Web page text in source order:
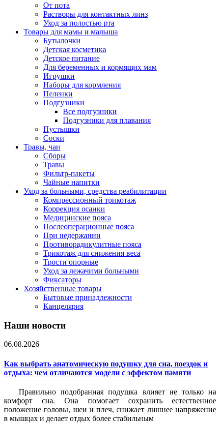
От пота
Растворы для контактных линз
Уход за полостью рта
Товары для мамы и малыша
Бутылочки
Детская косметика
Детское питание
Для беременных и кормящих мам
Игрушки
Наборы для кормления
Пеленки
Подгузники
Все подгузники
Подгузники для плавания
Пустышки
Соски
Травы, чаи
Сборы
Травы
Фильтр-пакеты
Чайные напитки
Уход за больными, средства реабилитации
Компрессионный трикотаж
Коррекция осанки
Медицинские пояса
Послеоперационные пояса
При недержании
Противорадикулитные пояса
Трикотаж для снижения веса
Трости опорные
Уход за лежачими больными
Фиксаторы
Хозяйственные товары
Бытовые принадлежности
Канцелярия
Наши новости
06.08.2026
Как выбрать анатомическую подушку для сна, поездок и
отдыха: чем отличаются модели с эффектом памяти
Правильно подобранная подушка влияет не только на
комфорт сна. Она помогает сохранить естественное
положение головы, шеи и плеч, снижает лишнее напряжение
в мышцах и делает отдых более стабильным